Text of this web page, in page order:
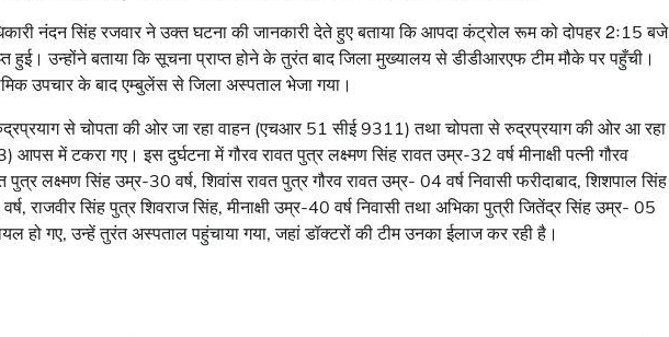
नंदन सिंह रजवार ने उक्त घटना की जानकारी देते हुए बताया कि आपदा कंट्रोल रूम को दोपहर 2ः15 बजे
हुई। उन्होंने बताया कि सूचना प्राप्त होने के तुरंत बाद जिला मुख्यालय से डीडीआरएफ टीम मौके पर पहुँची।
उपचार के बाद एम्बुलेंस से जिला अस्पताल भेजा गया।
से चोपता की ओर जा रहा वाहन (एचआर 51 सीई 9311) तथा चोपता से रुद्रप्रयाग की ओर आ रहा
में टकरा गए। इस दुर्घटना में गौरव रावत पुत्र लक्ष्मण सिंह रावत उम्र-32 वर्ष मीनाक्षी पत्नी गौरव
लक्ष्मण सिंह उम्र-30 वर्ष, शिवांस रावत पुत्र गौरव रावत उम्र- 04 वर्ष निवासी फरीदाबाद, शिशपाल सिंह
राजवीर सिंह पुत्र शिवराज सिंह, मीनाक्षी उम्र-40 वर्ष निवासी तथा अभिका पुत्री जितेंद्र सिंह उम्र- 05
हो गए, उन्हें तुरंत अस्पताल पहुंचाया गया, जहां डॉक्टरों की टीम उनका ईलाज कर रही है।